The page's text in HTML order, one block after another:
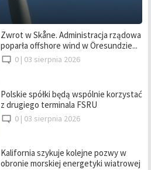
Zwrot w Skåne. Administracja rządowa
poparła offshore wind w Öresundzie...
0 | 03 sierpnia 2026
Polskie spółki będą wspólnie korzystać
z drugiego terminala FSRU
0 | 03 sierpnia 2026
Kalifornia szykuje kolejne pozwy w
obronie morskiej energetyki wiatrowej